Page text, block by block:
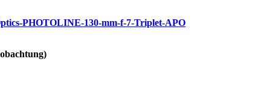
PHOTOLINE-130-mm-f-7-Triplet-APO